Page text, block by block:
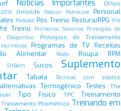
Noticias Importantes Olhos
Omnilife Pakour Patrocine
Personal
Podcast Pós Treino Postura/RPG Pré
Treino Primeiros Socorros
Princípios do
Desportivo
Princípios do Treinamento
Programas de TV Receitas
Alimentar
Rosto Roupa
RPM
Sh'Bam Sucos
Suplemento
Tabata Técnicas com elástico
Termogênico Testes
The
Tipo Fisico TPC
Treinamento
Treinamento Pliométrico Treinando em